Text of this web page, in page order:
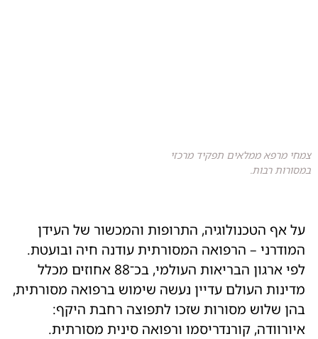
צמחי מרפא ממלאים תפקיד מרכזי
במסורות רבות.
על אף הטכנולוגיה, התרופות והמכשור של העידן
המודרני – הרפואה המסורתית עודנה חיה ובועטת.
לפי ארגון הבריאות העולמי, בכ־88 אחוזים מכלל
מדינות העולם עדיין נעשה שימוש ברפואה מסורתית,
בהן שלוש מסורות שזכו לתפוצה רחבת היקף:
איורוודה, קורנדריסמו ורפואה סינית מסורתית.